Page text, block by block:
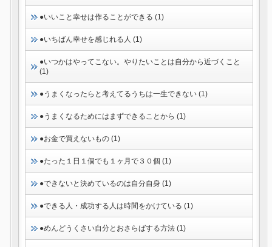
●いいこと幸せは作ることができる (1)
●いちばん幸せを感じれる人 (1)
●いつかはやってこない。やりたいことは自分から近づくこと
(1)
●うまくなったらと考えてるうちは一生できない (1)
●うまくなるためにはまずできることから (1)
●お金で買えないもの (1)
●たった１日１個でも１ヶ月で３０個 (1)
●できないと決めているのは自分自身 (1)
●できる人・成功する人は時間をかけている (1)
●めんどうくさい自分とおさらばする方法 (1)